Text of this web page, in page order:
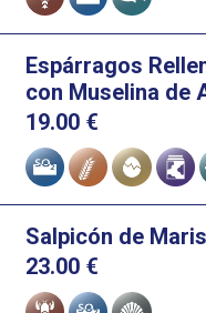
Espárragos
con Muselina de
19.00 €
Alérgenos
Salpicón de
23.00 €
Alérgenos